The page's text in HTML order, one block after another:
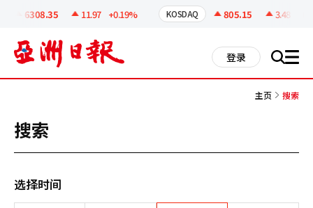
6308.35 11.97 +0.19% KOSDAQ 805.15 3.48
登录 搜 all
主页 搜索
搜索
选择时间